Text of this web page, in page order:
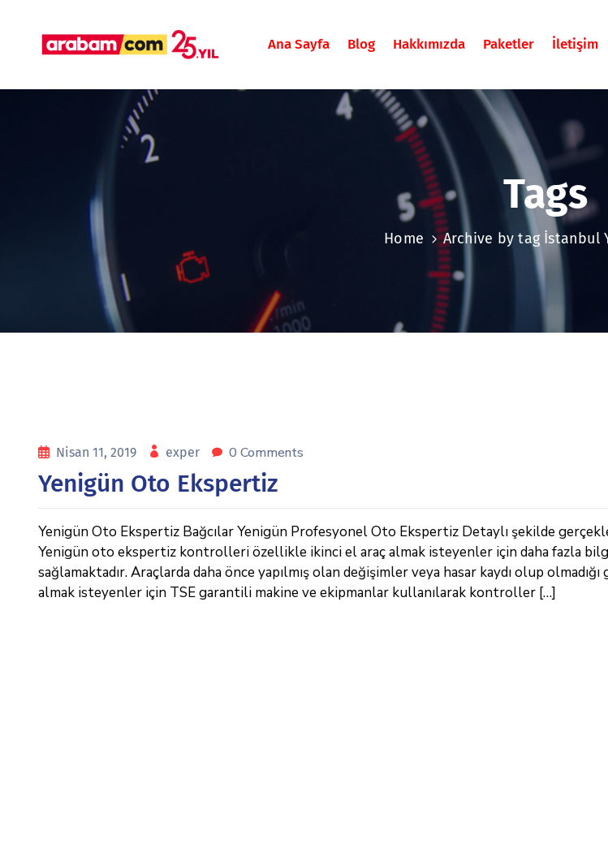
Ana Sayfa Blog Hakkımızda Paketler İletişim
Tags
Home Archive by tag İstanbul
Nisan 11, 2019 exper 0 Comments
Yenigün Oto Ekspertiz
Yenigün Oto Ekspertiz Bağcılar Yenigün Profesyonel Oto Ekspertiz Detaylı şekilde
Yenigün oto ekspertiz kontrolleri özellikle ikinci el araç almak isteyenler için daha fazla
sağlamaktadır. Araçlarda daha önce yapılmış olan değişimler veya hasar kaydı olup
almak isteyenler için TSE garantili makine ve ekipmanlar kullanılarak kontroller […]